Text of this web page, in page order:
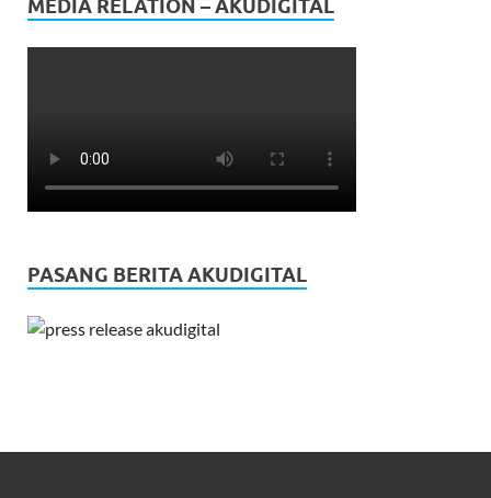
MEDIA RELATION – AKUDIGITAL
PASANG BERITA AKUDIGITAL